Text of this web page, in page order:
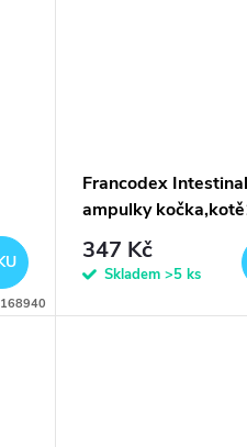
Francodex
ampulky
347 Kč
Skladem >5 ks